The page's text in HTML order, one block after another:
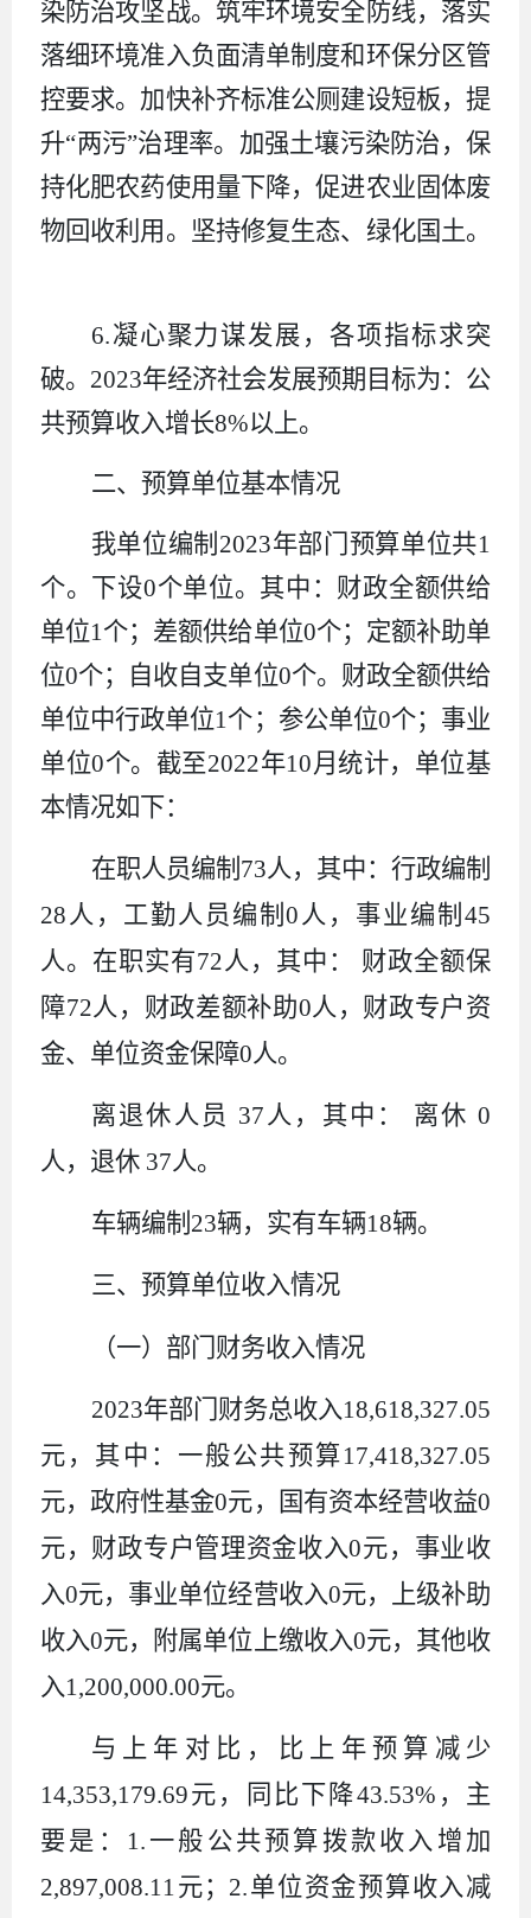
染防治攻坚战。筑牢环境安全防线，落实
落细环境准入负面清单制度和环保分区管
控要求。加快补齐标准公厕建设短板，提
升“两污”治理率。加强土壤污染防治，保
持化肥农药使用量下降，促进农业固体废
物回收利用。坚持修复生态、绿化国土。
6.凝心聚力谋发展，各项指标求突
破。 2023年经济社会发展预期目标为：公
共预算收入增长8%以上。
二、预算单位基本情况
我单位编制 2023年部门预算单位共1
个。 下设0个单位。 其中：财政全额供给
单位1个； 差额供给单位0个； 定额补助单
位0个；自收自支单位0个。财政全额供给
单位中行政单位1个；参公单位0个；事业
单位0个。截至2022年10月统计， 单位基
本情况如下：
在职人员编制 73人，其中：行政编制
28 人， 工勤人员编制0 人 ， 事业编制 45
人。在职实有72 人，其中： 财政全额保
障72人，财政差额补助0人， 财政专户资
金、单位资金保障0人。
离退休人员 37人，其中： 离休 0
人，退休 37人。
车辆编制 23辆，实有车辆18辆。
三、预算单位收入情况
（一）部门财务收入情况
2023年部门财务总收入18,618,327.05
元，其中：一般公共预算17,418,327.05
元，政府性基金0元，国有资本经营收益0
元，财政专户管理资金收入0元，事业收
入0元，事业单位经营收入0元，上级补助
收入0元，附属单位上缴收入0元，其他收
入1,200,000.00元。
与上年对比，比上年预算减少
14,353,179.69元，同比下降43.53% ，主
要是： 1. 一般公共预算拨款收入增加
2,897,008.11元； 2.单位资金预算收入减